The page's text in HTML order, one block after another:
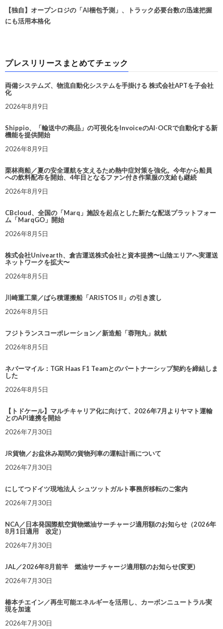
【独自】オープンロジの「AI梱包予測」、トラック必要台数の迅速把握
にも活用本格化
プレスリリースまとめてチェック
両備システムズ、物流自動化システムを手掛ける 株式会社APTを子会社
化
2026年8月9日
Shippio、「輸送中の商品」の可視化をInvoiceのAI-OCRで自動化する新
機能を提供開始
2026年8月9日
栗林商船／夏の安全運航を支えるため熱中症対策を強化。今年から船員
への飲料配布を開始、4年目となるファン付き作業服の支給も継続
2026年8月9日
CBcloud、全国の「Marq」施設を起点とした新たな配送プラットフォー
ム「MarqGO」開始
2026年8月5日
株式会社Univearth、倉吉運送株式会社と資本提携〜山陰エリアへ実運送
ネットワークを拡大〜
2026年8月5日
川崎重工業／ばら積運搬船「ARISTOS II」の引き渡し
2026年8月5日
フジトランスコーポレーション／新造船「蓉翔丸」就航
2026年8月5日
ネバーマイル：TGR Haas F1 Teamとのパートナーシップ契約を締結しま
した
2026年8月5日
【トドケール】マルチキャリア化に向けて、2026年7月よりヤマト運輸
とのAPI連携を開始
2026年7月30日
JR貨物／お盆休み期間の貨物列車の運転計画について
2026年7月30日
にしてつドイツ現地法人 シュツットガルト事務所移転のご案内
2026年7月30日
NCA／日本発国際航空貨物燃油サーチャージ適用額のお知らせ（2026年
8月1日適用 改定）
2026年7月30日
JAL／2026年8月前半 燃油サーチャージ適用額のお知らせ(変更)
2026年7月30日
椿本チエイン／再生可能エネルギーを活用し、カーボンニュートラル実
現を加速
2026年7月30日